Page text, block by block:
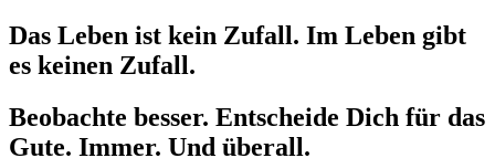
Das Leben ist kein Zufall. Im Leben gibt
es keinen Zufall.
Beobachte besser. Entscheide Dich für das
Gute. Immer. Und überall.